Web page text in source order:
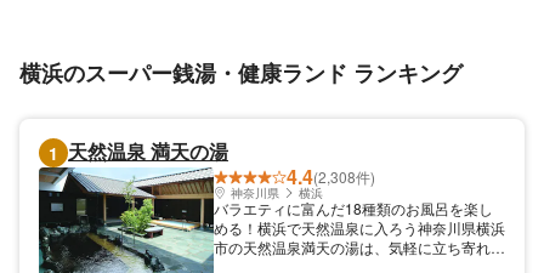
横浜のスーパー銭湯・健康ランド ランキング
1 天然温泉 満天の湯
4.4(2,308件)
神奈川県 横浜
バラエティに富んだ18種類のお風呂を楽し
める！横浜で天然温泉に入ろう神奈川県横浜
市の天然温泉満天の湯は、気軽に立ち寄れる